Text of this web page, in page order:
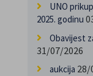
UNO
2025. godinu
Obavijest
31/07/2026
aukcija 28/